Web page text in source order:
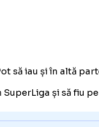
să iau și în altă
SuperLiga și să